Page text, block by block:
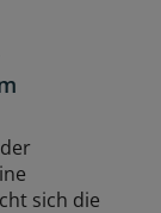
sich die